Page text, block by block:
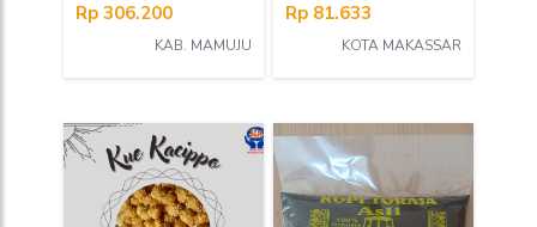
Rp 306.200
KAB. MAMUJU
Rp 81.633
KOTA MAKASSAR